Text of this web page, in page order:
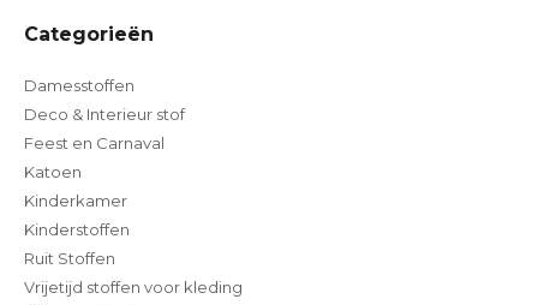
Categorieën
Damesstoffen
Deco & Interieur stof
Feest en Carnaval
Katoen
Kinderkamer
Kinderstoffen
Ruit Stoffen
Vrijetijd stoffen voor kleding